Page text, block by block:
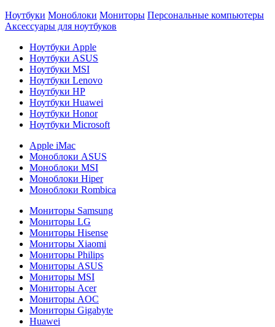
Ноутбуки Моноблоки Мониторы Персональные компьютеры
Аксессуары для ноутбуков
Ноутбуки Apple
Ноутбуки ASUS
Ноутбуки MSI
Ноутбуки Lenovo
Ноутбуки HP
Ноутбуки Huawei
Ноутбуки Honor
Ноутбуки Microsoft
Apple iMac
Моноблоки ASUS
Моноблоки MSI
Моноблоки Hiper
Моноблоки Rombica
Мониторы Samsung
Мониторы LG
Мониторы Hisense
Мониторы Xiaomi
Мониторы Philips
Мониторы ASUS
Мониторы MSI
Мониторы Acer
Мониторы AOC
Мониторы Gigabyte
Huawei